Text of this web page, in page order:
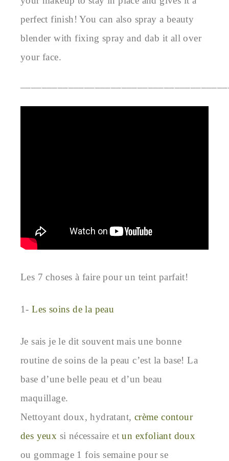
perfect finish! You can also spray a beauty
blender with fixing spray and dab it all over
Les 7 choses à faire pour un teint parfait!
1-Les soins de la peau
Je sais je le dit souvent mais une bonne
routine de soins de la peau c’est la base! La
base d’une belle peau et d’un beau
maquillage.
Nettoyant doux, hydratant, crème contour
des yeux si nécessaire etun exfoliant doux
ou gommage 1 fois semaine pour se